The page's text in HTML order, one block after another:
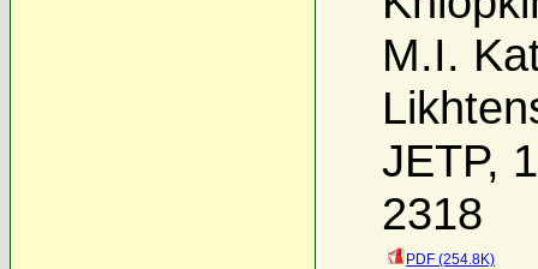
M.I.
JETP,
2318
PDF (254.8K)